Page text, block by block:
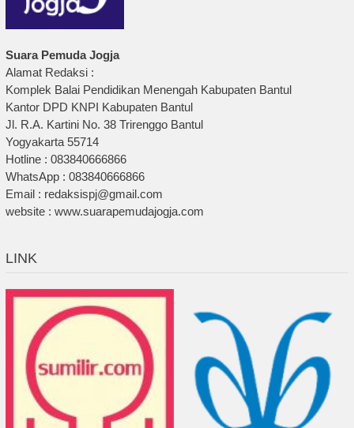
Suara Pemuda Jogja
Alamat Redaksi :
Komplek Balai Pendidikan Menengah Kabupaten Bantul
Kantor DPD KNPI Kabupaten Bantul
Jl. R.A. Kartini No. 38 Trirenggo Bantul
Yogyakarta 55714
Hotline : 083840666866
WhatsApp : 083840666866
Email : redaksispj@gmail.com
website : www.suarapemudajogja.com
LINK